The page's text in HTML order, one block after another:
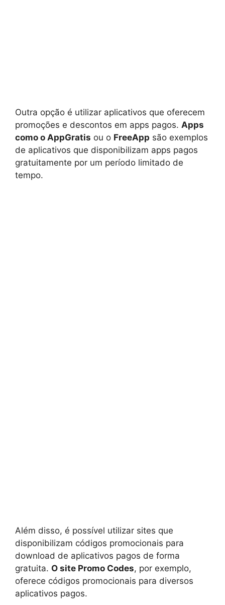
Outra opção é utilizar aplicativos que oferecem
promoções e descontos em apps pagos. Apps
como o AppGratis ou o FreeApp são exemplos
de aplicativos que disponibilizam apps pagos
gratuitamente por um período limitado de
tempo.
Além disso, é possível utilizar sites que
disponibilizam códigos promocionais para
download de aplicativos pagos de forma
gratuita. O site Promo Codes, por exemplo,
oferece códigos promocionais para diversos
aplicativos pagos.